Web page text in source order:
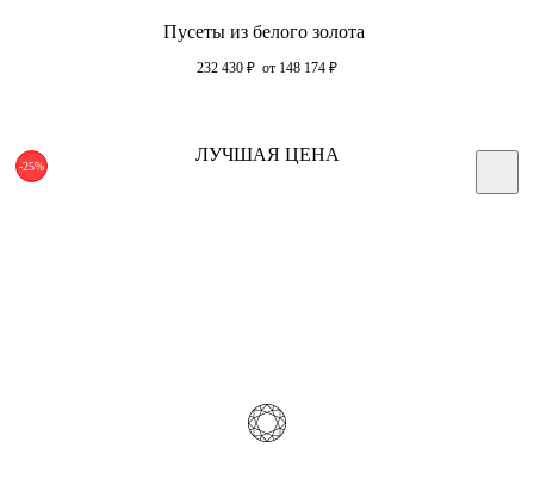
Пусеты из белого золота
232 430 ₽ от 148 174 ₽
-25%
ЛУЧШАЯ ЦЕНА